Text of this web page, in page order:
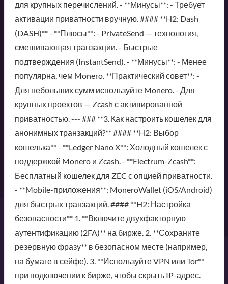
для крупных перечислений. - **Минусы**: - Требует
активации приватности вручную. #### **H2: Dash
(DASH)** - **Плюсы**: - PrivateSend — технология,
смешивающая транзакции. - Быстрые
подтверждения (InstantSend). - **Минусы**: - Менее
популярна, чем Monero. **Практический совет**: -
Для небольших сумм используйте Monero. - Для
крупных проектов — Zcash с активированной
приватностью. --- ### **3. Как настроить кошелек для
анонимных транзакций?** #### **H2: Выбор
кошелька** - **Ledger Nano X**: Холодный кошелек с
поддержкой Monero и Zcash. - **Electrum-Zcash**:
Бесплатный кошелек для ZEC с опцией приватности.
- **Mobile-приложения**: MoneroWallet (iOS/Android)
для быстрых транзакций. #### **H2: Настройка
безопасности** 1. **Включите двухфакторную
аутентификацию (2FA)** на бирже. 2. **Сохраните
резервную фразу** в безопасном месте (например,
на бумаге в сейфе). 3. **Используйте VPN или Tor**
при подключении к бирже, чтобы скрыть IP-адрес.